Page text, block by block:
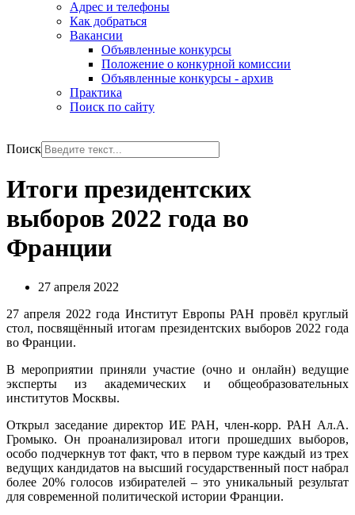
Адрес и телефоны
Как добраться
Вакансии
Объявленные конкурсы
Положение о конкурной комиссии
Объявленные конкурсы - архив
Практика
Поиск по сайту
Поиск
Итоги президентских
выборов 2022 года во
Франции
27 апреля 2022
27 апреля 2022 года Институт Европы РАН провёл круглый
стол, посвящённый итогам президентских выборов 2022 года
во Франции.
В мероприятии приняли участие (очно и онлайн) ведущие
эксперты из академических и общеобразовательных
институтов Москвы.
Открыл заседание директор ИЕ РАН, член-корр. РАН Ал.А.
Громыко. Он проанализировал итоги прошедших выборов,
особо подчеркнув тот факт, что в первом туре каждый из трех
ведущих кандидатов на высший государственный пост набрал
более 20% голосов избирателей – это уникальный результат
для современной политической истории Франции.